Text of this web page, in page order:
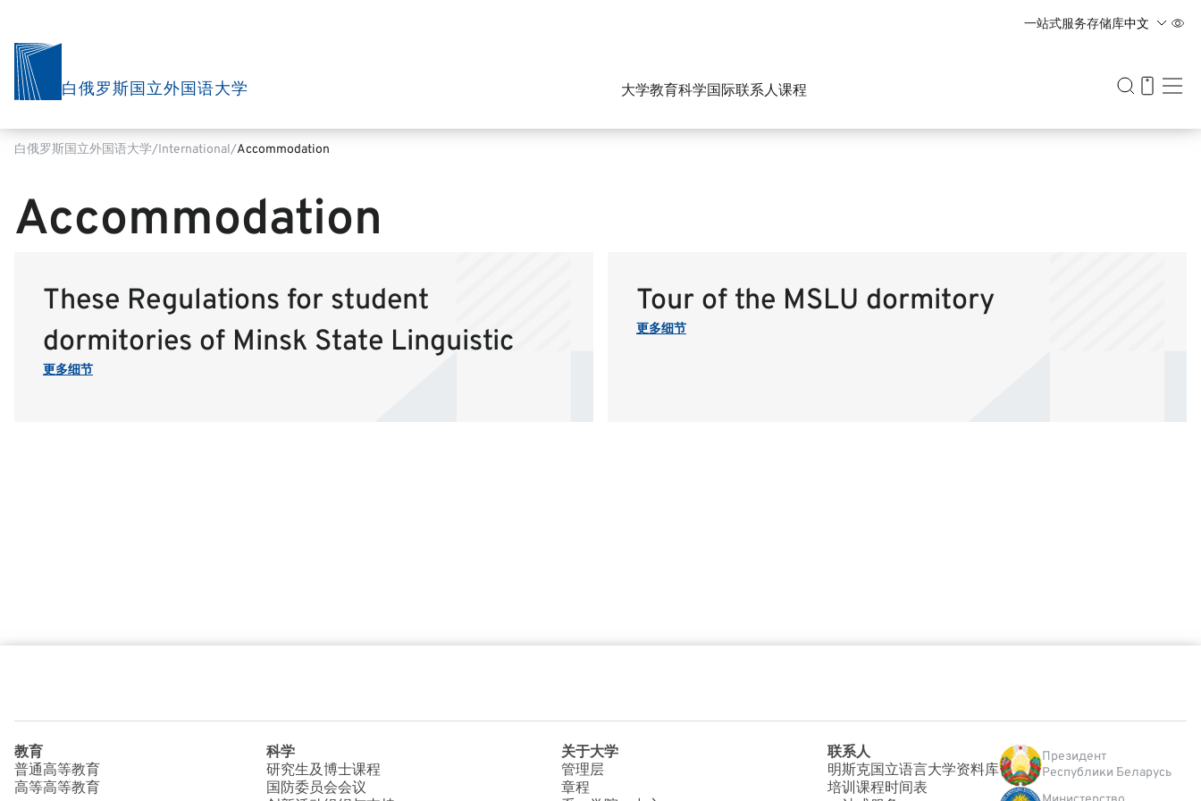
一站式服务存储库中文
白俄罗斯国立外国语大学
大学教育科学国际联系人课程
白俄罗斯国立外国语大学 International Accommodation
Accommodation
These Regulations for student
dormitories of Minsk State Linguistic
更多细节
Tour of the MSLU dormitory
更多细节
教育
普通高等教育
高等高等教育
科学
研究生及博士课程
国防委员会会议
关于大学
管理层
章程
联系人
明斯克国立语言大学资料库
培训课程时间表
Президент
Республики Беларусь